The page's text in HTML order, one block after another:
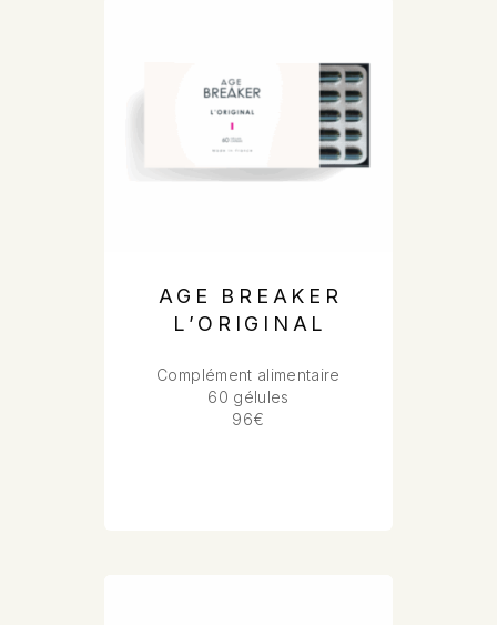
AGE BREAKER
L’ORIGINAL
Complément alimentaire
60 gélules
96€